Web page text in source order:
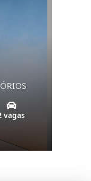
vagas